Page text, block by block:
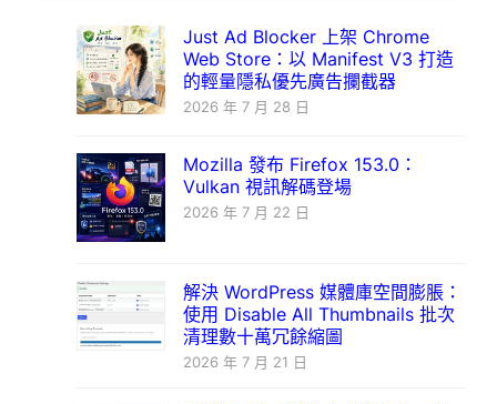
Just Ad Blocker 上架 Chrome
Web Store：以 Manifest V3 打造
的輕量隱私優先廣告攔截器
2026 年 7 月 28 日
Mozilla 發布 Firefox 153.0：
Vulkan 視訊解碼登場
2026 年 7 月 22 日
解決 WordPress 媒體庫空間膨脹：
使用 Disable All Thumbnails 批次
清理數十萬冗餘縮圖
2026 年 7 月 21 日